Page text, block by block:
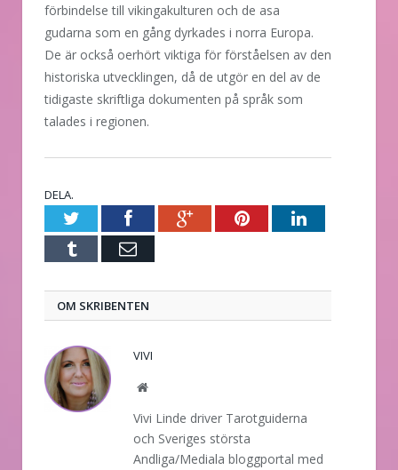
förbindelse till vikingakulturen och de asa
gudarna som en gång dyrkades i norra Europa.
De är också oerhört viktiga för förståelsen av den
historiska utvecklingen, då de utgör en del av de
tidigaste skriftliga dokumenten på språk som
talades i regionen.
DELA.
TwitterFacebookGoogle+PinterestLinkedIn
Tumblr E-
OM SKRIBENTEN
VIVI
Website
Vivi Linde driver Tarotguiderna
och Sveriges största
Andliga/Mediala bloggportal med